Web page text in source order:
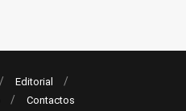
Editorial
Contactos